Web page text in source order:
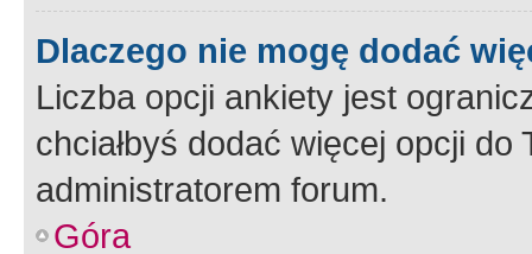
Dlaczego nie mogę dodać
Liczba opcji ankiety jest
chciałbyś dodać więcej opcji
administratorem forum.
Góra